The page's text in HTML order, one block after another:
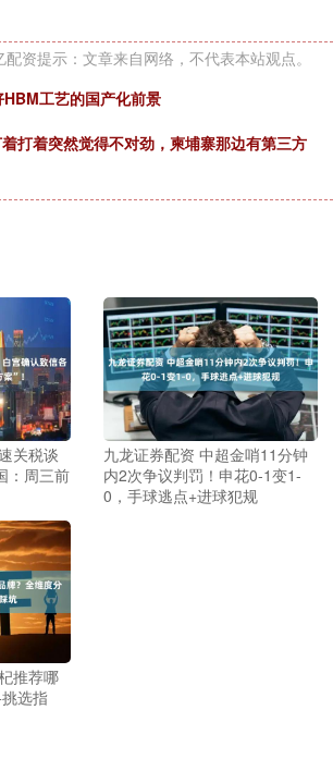
配资提示：文章来自网络，不代表本站观点。
工艺的国产化前景
打着突然觉得不对劲，柬埔寨那边有第三方
关税谈
：周三前
九龙证券配资 中超金哨11分钟
内2次争议判罚！申花0-1变1-
0，手球逃点+进球犯规
推荐哪
选指